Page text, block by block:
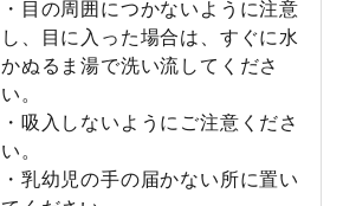
・目の周囲につかないように注意
し、目に入った場合は、すぐに水
かぬるま湯で洗い流してくださ
い。
・吸入しないようにご注意くださ
い。
・乳幼児の手の届かない所に置い